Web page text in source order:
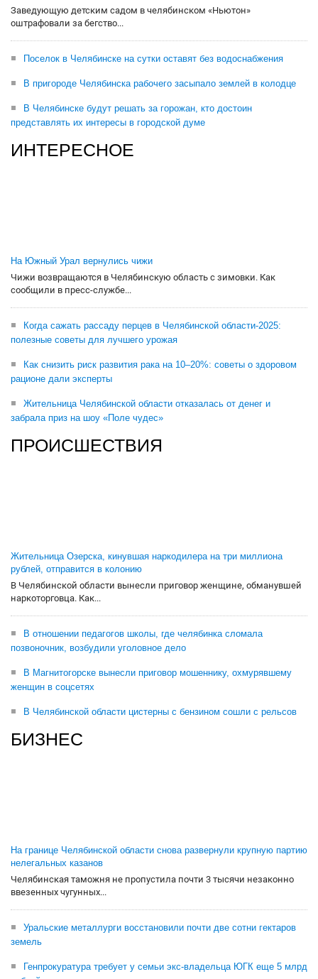
Заведующую детским садом в челябинском «Ньютон»
оштрафовали за бегство...
Поселок в Челябинске на сутки оставят без водоснабжения
В пригороде Челябинска рабочего засыпало землей в колодце
В Челябинске будут решать за горожан, кто достоин
представлять их интересы в городской думе
ИНТЕРЕСНОЕ
На Южный Урал вернулись чижи
Чижи возвращаются в Челябинскую область с зимовки. Как
сообщили в пресс-службе...
Когда сажать рассаду перцев в Челябинской области-2025:
полезные советы для лучшего урожая
Как снизить риск развития рака на 10–20%: советы о здоровом
рационе дали эксперты
Жительница Челябинской области отказалась от денег и
забрала приз на шоу «Поле чудес»
ПРОИСШЕСТВИЯ
Жительница Озерска, кинувшая наркодилера на три миллиона
рублей, отправится в колонию
В Челябинской области вынесли приговор женщине, обманувшей
наркоторговца. Как...
В отношении педагогов школы, где челябинка сломала
позвоночник, возбудили уголовное дело
В Магнитогорске вынесли приговор мошеннику, охмурявшему
женщин в соцсетях
В Челябинской области цистерны с бензином сошли с рельсов
БИЗНЕС
На границе Челябинской области снова развернули крупную партию
нелегальных казанов
Челябинская таможня не пропустила почти 3 тысячи незаконно
ввезенных чугунных...
Уральские металлурги восстановили почти две сотни гектаров
земель
Генпрокуратура требует у семьи экс-владельца ЮГК еще 5 млрд